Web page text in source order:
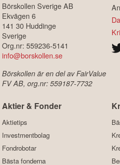
Börskollen Sverige AB
Ekvägen 6
141 30 Huddinge
Sverige
Org.nr: 559236-5141
info@borskollen.se
Börskollen är en del av FairValue
FV AB, org.nr: 559187-7732
Aktier & Fonder
Aktietips
Investmentbolag
Fondrobotar
Bästa fonderna